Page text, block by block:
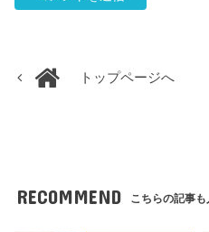
トップページへ
RECOMMEND こちらの記事も